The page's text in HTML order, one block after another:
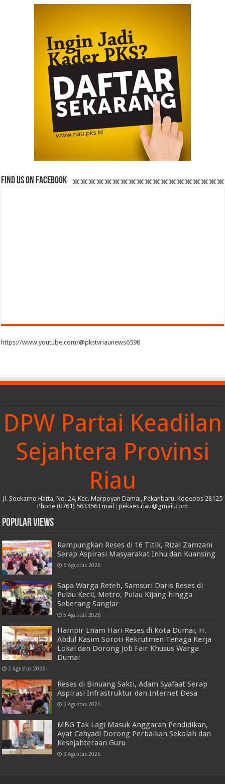
Find us on Facebook
https://www.youtube.com/@pkstvriaunews6598
DPW Partai Keadilan
Sejahtera Provinsi
Riau
Jl. Soekarno Hatta, No. 24, Kec. Marpoyan Damai, Pekanbaru. Kodepos 28125
Phone (0761) 563356 Email : pekaes.riau@gmail.com
Popular Views
Rampungkan Reses di 16 Titik, Rizal Zamzani
Serap Aspirasi Masyarakat Inhu dan Kuansing
6 Agustus 2026
Sapa Warga Reteh, Samsuri Daris Reses di
Pulau Kecil, Metro, Pulau Kijang hingga
Seberang Sanglar
5 Agustus 2026
Hampir Enam Hari Reses di Kota Dumai, H.
Abdul Kasim Soroti Rekrutmen Tenaga Kerja
Lokal dan Dorong Job Fair Khusus Warga
Dumai
3 Agustus 2026
Reses di Binuang Sakti, Adam Syafaat Serap
Aspirasi Infrastruktur dan Internet Desa
3 Agustus 2026
MBG Tak Lagi Masuk Anggaran Pendidikan,
Ayat Cahyadi Dorong Perbaikan Sekolah dan
Kesejahteraan Guru
3 Agustus 2026